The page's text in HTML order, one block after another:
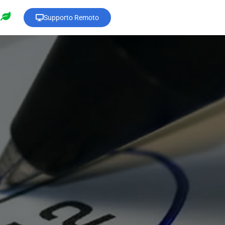
Supporto Remoto